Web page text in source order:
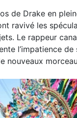
de Drake en
ravivé les
Le rappeur
l’impatience de
nouveaux